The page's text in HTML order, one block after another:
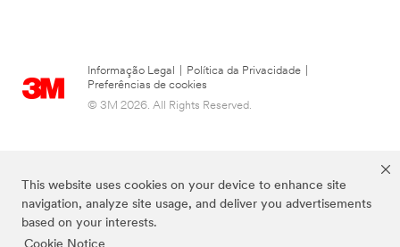
This website uses cookies on your device to enhance site
navigation, analyze site usage, and deliver you advertisements
based on your interests.
Informação Legal Política da Privacidade
Preferências de cookies
© 3M 2026. All Rights Reserved.